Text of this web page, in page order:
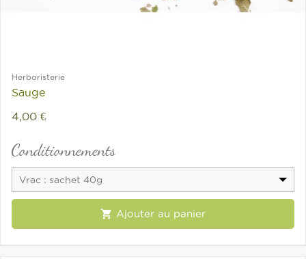
Herboristerie
Sauge
4,00 €
Conditionnements
Vrac : sachet 40g
 Ajouter au panier